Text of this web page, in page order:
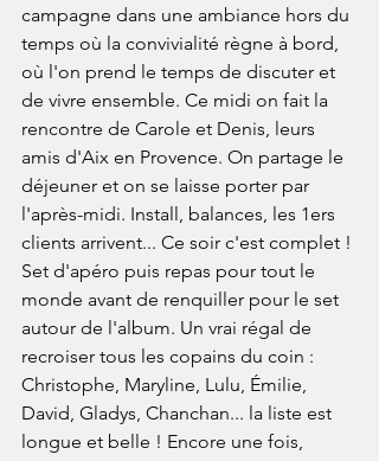
campagne dans une ambiance hors du
temps où la convivialité règne à bord,
où l'on prend le temps de discuter et
de vivre ensemble. Ce midi on fait la
rencontre de Carole et Denis, leurs
amis d'Aix en Provence. On partage le
déjeuner et on se laisse porter par
l'après-midi. Install, balances, les 1ers
clients arrivent... Ce soir c'est complet !
Set d'apéro puis repas pour tout le
monde avant de renquiller pour le set
autour de l'album. Un vrai régal de
recroiser tous les copains du coin :
Christophe, Maryline, Lulu, Émilie,
David, Gladys, Chanchan... la liste est
longue et belle ! Encore une fois,